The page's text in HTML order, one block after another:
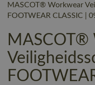
MASCOT® Workwear
FOOTWEAR CLASSIC |
MASCOT®